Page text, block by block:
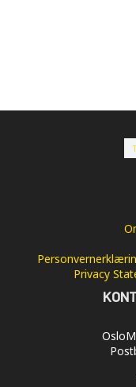
Privacy